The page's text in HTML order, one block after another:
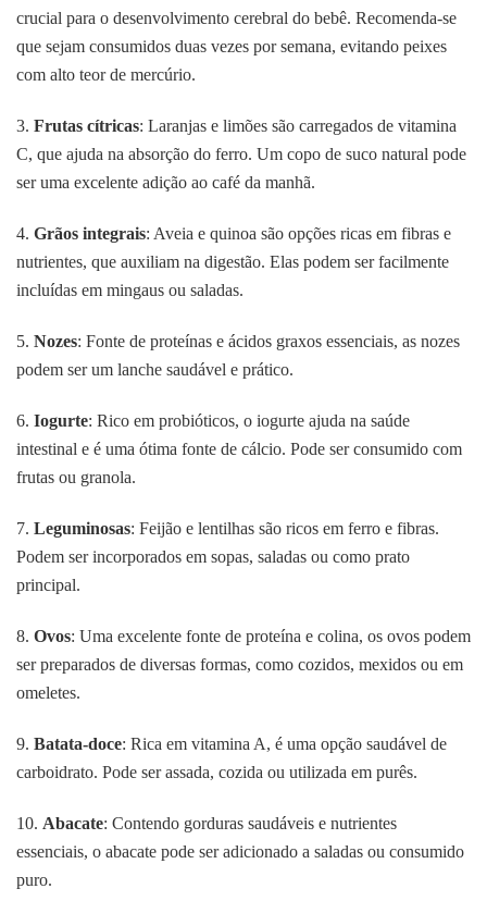
crucial para o desenvolvimento cerebral do bebê. Recomenda-se
que sejam consumidos duas vezes por semana, evitando peixes
com alto teor de mercúrio.
3. Frutas cítricas: Laranjas e limões são carregados de vitamina
C, que ajuda na absorção do ferro. Um copo de suco natural pode
ser uma excelente adição ao café da manhã.
4. Grãos integrais: Aveia e quinoa são opções ricas em fibras e
nutrientes, que auxiliam na digestão. Elas podem ser facilmente
incluídas em mingaus ou saladas.
5. Nozes: Fonte de proteínas e ácidos graxos essenciais, as nozes
podem ser um lanche saudável e prático.
6. Iogurte: Rico em probióticos, o iogurte ajuda na saúde
intestinal e é uma ótima fonte de cálcio. Pode ser consumido com
frutas ou granola.
7. Leguminosas: Feijão e lentilhas são ricos em ferro e fibras.
Podem ser incorporados em sopas, saladas ou como prato
principal.
8. Ovos: Uma excelente fonte de proteína e colina, os ovos podem
ser preparados de diversas formas, como cozidos, mexidos ou em
omeletes.
9. Batata-doce: Rica em vitamina A, é uma opção saudável de
carboidrato. Pode ser assada, cozida ou utilizada em purês.
10. Abacate: Contendo gorduras saudáveis e nutrientes
essenciais, o abacate pode ser adicionado a saladas ou consumido
puro.